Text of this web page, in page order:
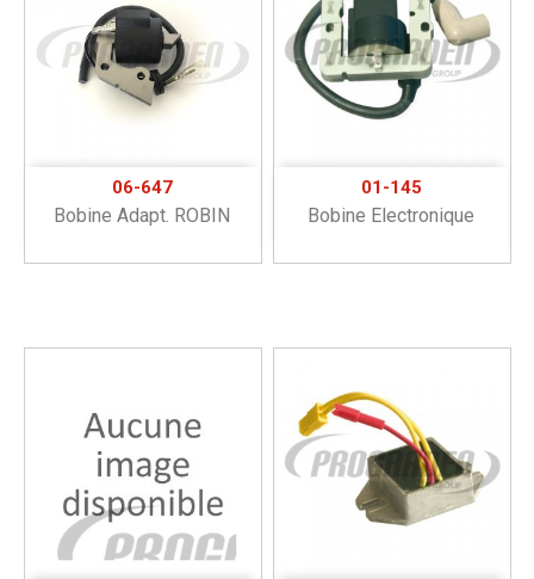
06-647
Bobine Adapt. ROBIN
01-145
Bobine Electronique